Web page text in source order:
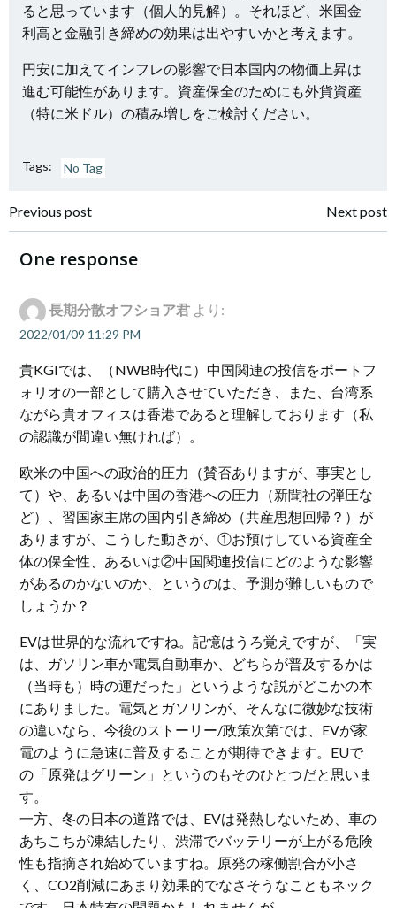
ると思っています（個人的見解）。それほど、米国金
利高と金融引き締めの効果は出やすいかと考えます。
円安に加えてインフレの影響で日本国内の物価上昇は
進む可能性があります。資産保全のためにも外貨資産
（特に米ドル）の積み増しをご検討ください。
Tags: No Tag
Post
navigation
Previous post Next post
One response
長期分散オフショア君 より:
2022/01/09 11:29 PM
貴KGIでは、（NWB時代に）中国関連の投信をポートフ
ォリオの一部として購入させていただき、また、台湾系
ながら貴オフィスは香港であると理解しております（私
の認識が間違い無ければ）。
欧米の中国への政治的圧力（賛否ありますが、事実とし
て）や、あるいは中国の香港への圧力（新聞社の弾圧な
ど）、習国家主席の国内引き締め（共産思想回帰？）が
ありますが、こうした動きが、①お預けしている資産全
体の保全性、あるいは②中国関連投信にどのような影響
があるのかないのか、というのは、予測が難しいもので
しょうか？
EVは世界的な流れですね。記憶はうろ覚えですが、「実
は、ガソリン車か電気自動車か、どちらが普及するかは
（当時も）時の運だった」というような説がどこかの本
にありました。電気とガソリンが、そんなに微妙な技術
の違いなら、今後のストーリー/政策次第では、EVが家
電のように急速に普及することが期待できます。EUで
の「原発はグリーン」というのもそのひとつだと思いま
す。
一方、冬の日本の道路では、EVは発熱しないため、車の
あちこちが凍結したり、渋滞でバッテリーが上がる危険
性も指摘され始めていますね。原発の稼働割合が小さ
く、CO2削減にあまり効果的でなさそうなこともネック